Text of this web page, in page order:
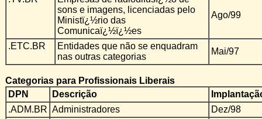
sons e imagens, licenciadas pelo
Ministï¿½rio das
Comunicaï¿½ï¿½es
Ago/99
.ETC.BR
Entidades que não se enquadram
nas outras categorias
Mai/97
Categorias para Profissionais Liberais
DPN
Descrição
.ADM.BR Administradores
Dez/98